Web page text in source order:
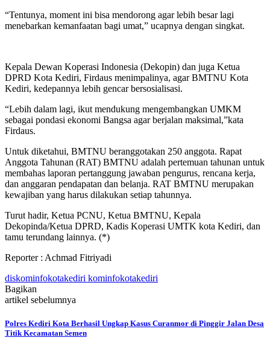
“Tentunya, moment ini bisa mendorong agar lebih besar lagi
menebarkan kemanfaatan bagi umat,” ucapnya dengan singkat.
Kepala Dewan Koperasi Indonesia (Dekopin) dan juga Ketua
DPRD Kota Kediri, Firdaus menimpalinya, agar BMTNU Kota
Kediri, kedepannya lebih gencar bersosialisasi.
“Lebih dalam lagi, ikut mendukung mengembangkan UMKM
sebagai pondasi ekonomi Bangsa agar berjalan maksimal,”kata
Firdaus.
Untuk diketahui, BMTNU beranggotakan 250 anggota. Rapat
Anggota Tahunan (RAT) BMTNU adalah pertemuan tahunan untuk
membahas laporan pertanggung jawaban pengurus, rencana kerja,
dan anggaran pendapatan dan belanja. RAT BMTNU merupakan
kewajiban yang harus dilakukan setiap tahunnya.
Turut hadir, Ketua PCNU, Ketua BMTNU, Kepala
Dekopinda/Ketua DPRD, Kadis Koperasi UMTK kota Kediri, dan
tamu terundang lainnya. (*)
Reporter : Achmad Fitriyadi
diskominfokotakediri kominfokotakediri
Bagikan
artikel sebelumnya
Polres Kediri Kota Berhasil Ungkap Kasus Curanmor di Pinggir Jalan Desa
Titik Kecamatan Semen